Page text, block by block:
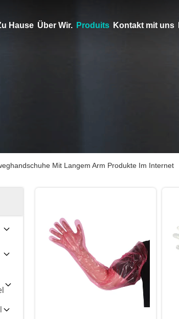
Hause Über Wir. Produits Kontakt mit uns
Mit Langem Arm Produkte Im Internet